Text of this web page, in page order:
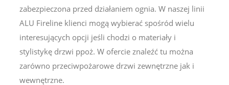
zabezpieczona przed działaniem ognia. W naszej linii
ALU Fireline klienci mogą wybierać spośród wielu
interesujących opcji jeśli chodzi o materiały i
stylistykę drzwi ppoż. W ofercie znaleźć tu można
zarówno przeciwpożarowe drzwi zewnętrzne jak i
wewnętrzne.